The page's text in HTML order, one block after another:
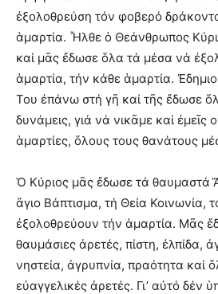
ἐξολοθρεύση τόν φοβερό
ἁμαρτία. Ἦλθε ὁ Θεάνθρωπος
καί μᾶς ἔδωσε ὅλα τά μέσα νά
ἁμαρτία, τήν κάθε ἁμαρτία.
Του ἐπάνω στή γῆ καί τῆς ἔδωσε
δυνάμεις, γιά νά νικᾶμε καί ἐμεῖς
ἁμαρτίες, ὅλους τους θανάτους
Ὁ Κύριος μᾶς ἔδωσε τά θαυμαστά
ἅγιο Βάπτισμα, τή Θεία Κοινωνία,
ἐξολοθρεύουν τήν ἁμαρτία. Μᾶς
θαυμάσιες ἀρετές, πίστη, ἐλπίδα,
νηστεία, ἀγρυπνία, πραότητα καί
εὐαγγελικές ἀρετές. Γι’ αὐτό δέν